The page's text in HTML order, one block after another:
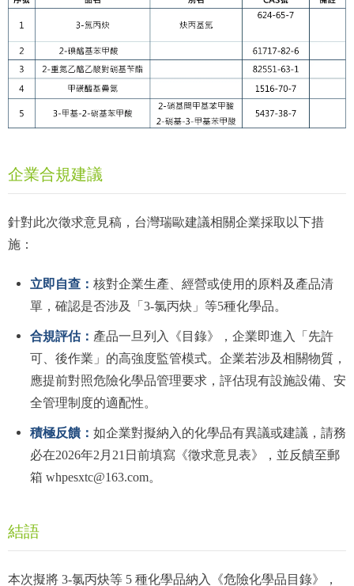
企業合規建議
針對此次徵求意見稿，台灣瑞歐建議相關企業採取以下措
施：
立即自查： 核對企業生產、經營或使用的原料及產品清
單，確認是否涉及「3-氯丙炔」等5種化學品。
合規評估： 產品一旦列入《目錄》，企業即進入「先許
可、後作業」的高強度監管模式。企業若涉及相關物質，
應提前對照危險化學品管理要求，評估現有設施設備、安
全管理制度的適配性。
積極反饋： 如企業對擬納入的化學品有異議或建議，請務
必在2026年2月21日前填寫《徵求意見表》，並反饋至郵
箱 whpesxtc@163.com。
結語
本次擬將 3-氯丙炔等 5 種化學品納入《危險化學品目錄》，